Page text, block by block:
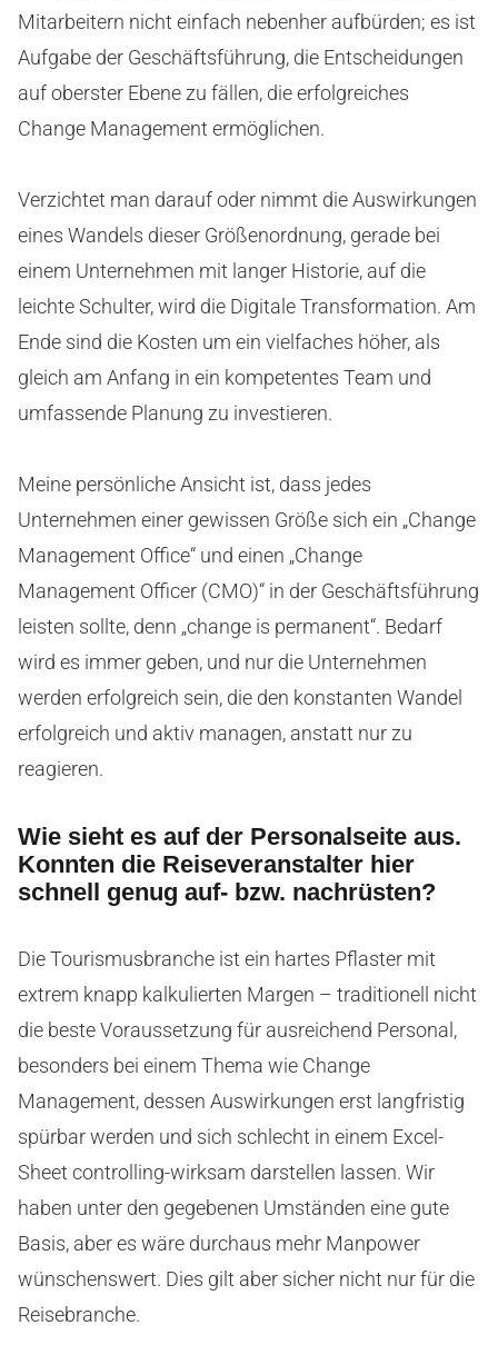
Mitarbeitern nicht einfach nebenher aufbürden; es ist
Aufgabe der Geschäftsführung, die Entscheidungen
auf oberster Ebene zu fällen, die erfolgreiches
Change Management ermöglichen.
Verzichtet man darauf oder nimmt die Auswirkungen
eines Wandels dieser Größenordnung, gerade bei
einem Unternehmen mit langer Historie, auf die
leichte Schulter, wird die Digitale Transformation. Am
Ende sind die Kosten um ein vielfaches höher, als
gleich am Anfang in ein kompetentes Team und
umfassende Planung zu investieren.
Meine persönliche Ansicht ist, dass jedes
Unternehmen einer gewissen Größe sich ein „Change
Management Office“ und einen „Change
Management Officer (CMO)“ in der Geschäftsführung
leisten sollte, denn „change is permanent“. Bedarf
wird es immer geben, und nur die Unternehmen
werden erfolgreich sein, die den konstanten Wandel
erfolgreich und aktiv managen, anstatt nur zu
reagieren.
Wie sieht es auf der Personalseite aus.
Konnten die Reiseveranstalter hier
schnell genug auf- bzw. nachrüsten?
Die Tourismusbranche ist ein hartes Pflaster mit
extrem knapp kalkulierten Margen – traditionell nicht
die beste Voraussetzung für ausreichend Personal,
besonders bei einem Thema wie Change
Management, dessen Auswirkungen erst langfristig
spürbar werden und sich schlecht in einem Excel-
Sheet controlling-wirksam darstellen lassen. Wir
haben unter den gegebenen Umständen eine gute
Basis, aber es wäre durchaus mehr Manpower
wünschenswert. Dies gilt aber sicher nicht nur für die
Reisebranche.